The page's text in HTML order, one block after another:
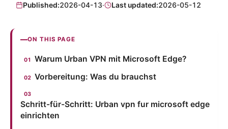
Published:2026-04-13· Last updated:2026-05-12
ON THIS PAGE
Warum Urban VPN mit Microsoft Edge?
Vorbereitung: Was du brauchst
Schritt-für-Schritt: Urban vpn fur microsoft edge
einrichten